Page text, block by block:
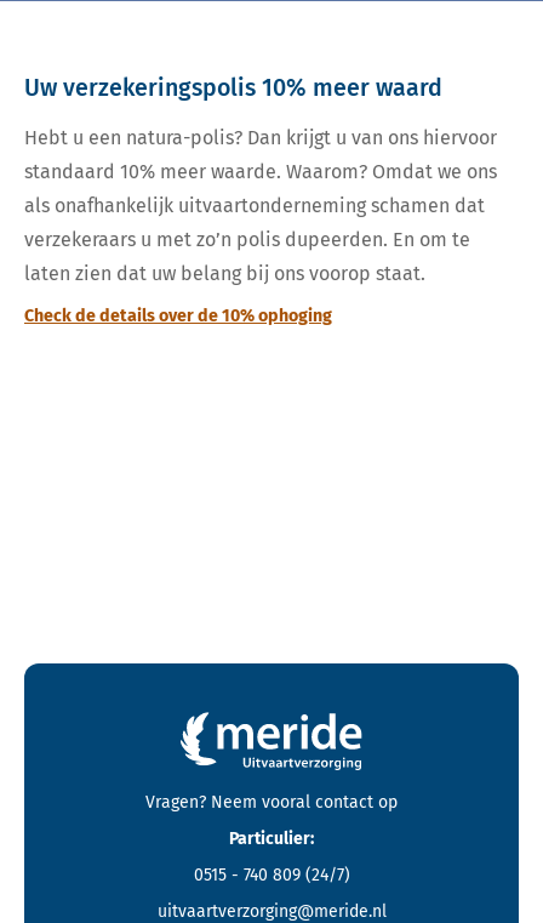
Uw verzekeringspolis 10% meer waard
Hebt u een natura-polis? Dan krijgt u van ons hiervoor
standaard 10% meer waarde. Waarom? Omdat we ons
als onafhankelijk uitvaartonderneming schamen dat
verzekeraars u met zo’n polis dupeerden. En om te
laten zien dat uw belang bij ons voorop staat.
Check de details over de 10% ophoging
Contactgegevens en footer menu van Meride
Vragen? Neem vooral contact op
Particulier:
0515 - 740 809 (24/7)
uitvaartverzorging@meride.nl